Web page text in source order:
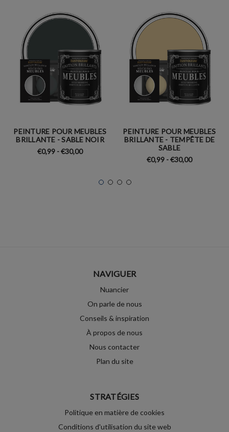
PEINTURE POUR MEUBLES
BRILLANTE - SABLE NOIR
€0,99 - €30,00
PEINTURE POUR MEUBLES
BRILLANTE - TEMPÊTE DE
SABLE
€0,99 - €30,00
NAVIGUER
Nuancier
On parle de nous
Conseils & inspiration
À propos de nous
Nous contacter
Plan du site
STRATÉGIES
Politique en matière de cookies
Conditions d'utilisation du site web